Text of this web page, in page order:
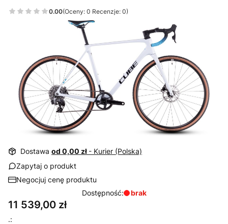
0.00(Oceny: 0 Recenzje: 0)
Dostawa od 0,00 zł - Kurier (Polska)
Zapytaj o produkt
Negocjuj cenę produktu
Dostępność:
brak
Cena
11 539,00 zł
.: